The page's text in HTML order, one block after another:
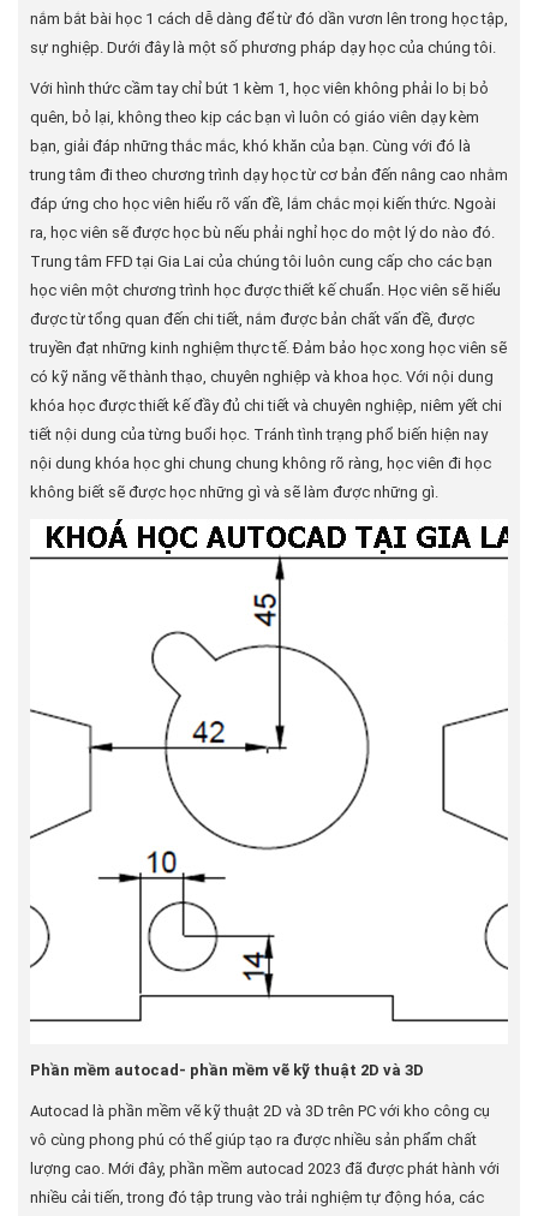
nắm bắt bài học 1 cách dễ dàng để từ đó dần vươn lên trong học tập,
sự nghiệp. Dưới đây là một số phương pháp dạy học của chúng tôi.
Với hình thức cầm tay chỉ bút 1 kèm 1, học viên không phải lo bị bỏ
quên, bỏ lại, không theo kịp các bạn vì luôn có giáo viên dạy kèm
bạn, giải đáp những thắc mắc, khó khăn của bạn. Cùng với đó là
trung tâm đi theo chương trình dạy học từ cơ bản đến nâng cao nhằm
đáp ứng cho học viên hiểu rõ vấn đề, lắm chắc mọi kiến thức. Ngoài
ra, học viên sẽ được học bù nếu phải nghỉ học do một lý do nào đó.
Trung tâm FFD tại Gia Lai của chúng tôi luôn cung cấp cho các bạn
học viên một chương trình học được thiết kế chuẩn. Học viên sẽ hiểu
được từ tổng quan đến chi tiết, nắm được bản chất vấn đề, được
truyền đạt những kinh nghiệm thực tế. Đảm bảo học xong học viên sẽ
có kỹ năng vẽ thành thạo, chuyên nghiệp và khoa học. Với nội dung
khóa học được thiết kế đầy đủ chi tiết và chuyên nghiệp, niêm yết chi
tiết nội dung của từng buổi học. Tránh tình trạng phổ biến hiện nay
nội dung khóa học ghi chung chung không rõ ràng, học viên đi học
không biết sẽ được học những gì và sẽ làm được những gì.
Phần mềm autocad- phần mềm vẽ kỹ thuật 2D và 3D
Autocad là phần mềm vẽ kỹ thuật 2D và 3D trên PC với kho công cụ
vô cùng phong phú có thể giúp tạo ra được nhiều sản phẩm chất
lượng cao. Mới đây, phần mềm autocad 2023 đã được phát hành với
nhiều cải tiến, trong đó tập trung vào trải nghiệm tự động hóa, các